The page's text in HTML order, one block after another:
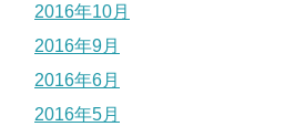
2016年10月
2016年9月
2016年6月
2016年5月